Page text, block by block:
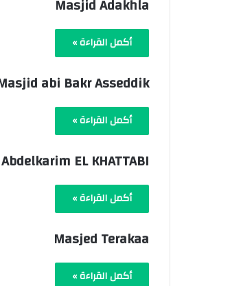
Masjid Adakhla
أكمل القراءة »
abi Bakr Asseddik
أكمل القراءة »
EL KHATTABI
أكمل القراءة »
Masjed Terakaa
أكمل القراءة »